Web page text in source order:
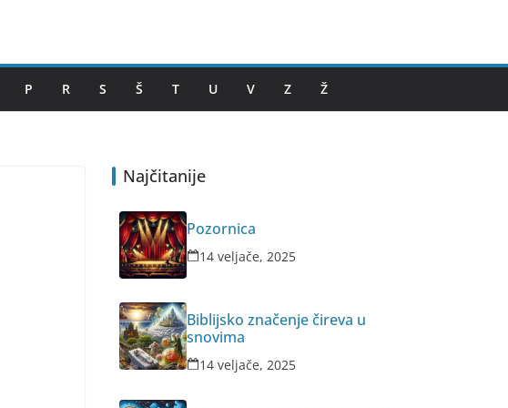
P R S Š T U V Z Ž
Najčitanije
Pozornica
14 veljače, 2025
Biblijsko značenje čireva u
snovima
14 veljače, 2025